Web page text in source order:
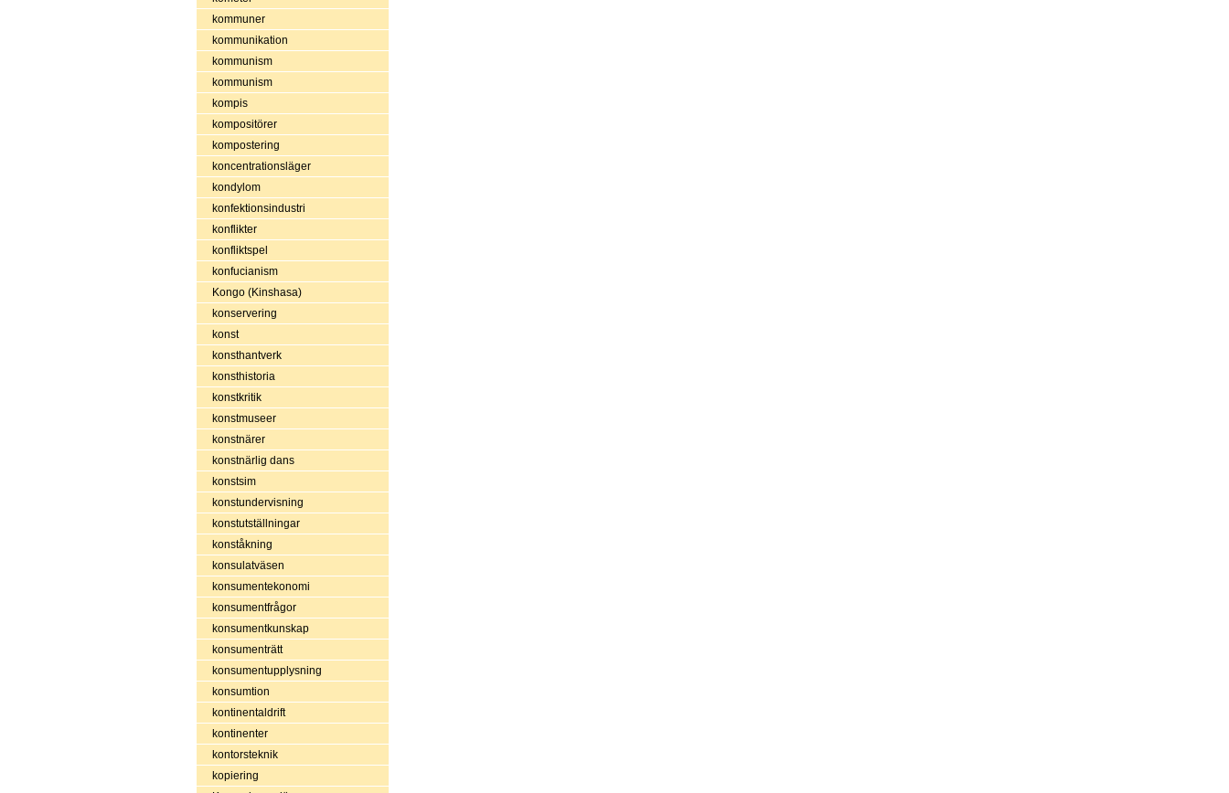
kommuner
kommunikation
kommunism
kommunism
kompis
kompositörer
kompostering
koncentrationsläger
kondylom
konfektionsindustri
konflikter
konfliktspel
konfucianism
Kongo (Kinshasa)
konservering
konst
konsthantverk
konsthistoria
konstkritik
konstmuseer
konstnärer
konstnärlig dans
konstsim
konstundervisning
konstutställningar
konståkning
konsulatväsen
konsumentekonomi
konsumentfrågor
konsumentkunskap
konsumenträtt
konsumentupplysning
konsumtion
kontinentaldrift
kontinenter
kontorsteknik
kopiering